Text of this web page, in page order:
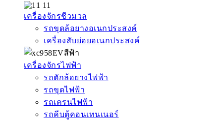
เครื่องจักรชีวมวล
รถขุดล้อยางอเนกประสงค์
เครื่องสับย่อยอเนกประสงค์
เครื่องจักรไฟฟ้า
รถตักล้อยางไฟฟ้า
รถขุดไฟฟ้า
รถเครนไฟฟ้า
รถคีบตู้คอนเทนเนอร์